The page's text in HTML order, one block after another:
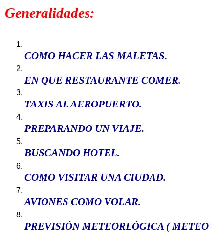
Generalidades:
COMO HACER LAS MALETAS.
EN QUE RESTAURANTE COMER.
TAXIS AL AEROPUERTO.
PREPARANDO UN VIAJE.
BUSCANDO HOTEL.
COMO VISITAR UNA CIUDAD.
AVIONES COMO VOLAR.
PREVISIÓN METEORLÓGICA ( METEO